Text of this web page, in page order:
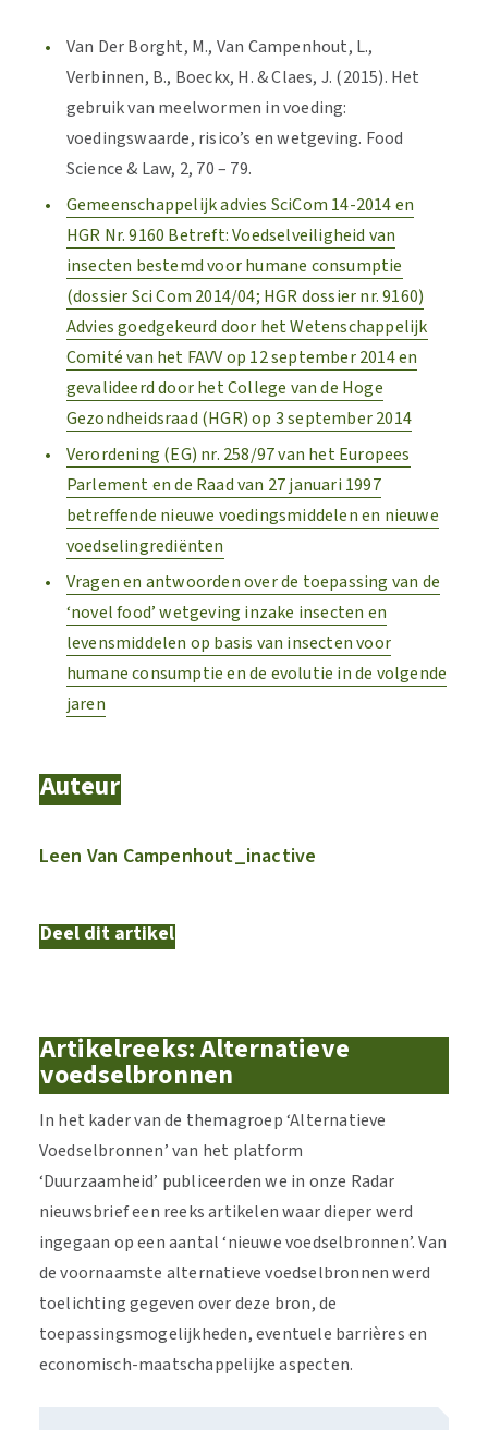
Van Der Borght, M., Van Campenhout, L.,
Verbinnen, B., Boeckx, H. & Claes, J. (2015). Het
gebruik van meelwormen in voeding:
voedingswaarde, risico’s en wetgeving. Food
Science & Law, 2, 70 – 79.
Gemeenschappelijk advies SciCom 14-2014 en
HGR Nr. 9160 Betreft: Voedselveiligheid van
insecten bestemd voor humane consumptie
(dossier Sci Com 2014/04; HGR dossier nr. 9160)
Advies goedgekeurd door het Wetenschappelijk
Comité van het FAVV op 12 september 2014 en
gevalideerd door het College van de Hoge
Gezondheidsraad (HGR) op 3 september 2014
Verordening (EG) nr. 258/97 van het Europees
Parlement en de Raad van 27 januari 1997
betreffende nieuwe voedingsmiddelen en nieuwe
voedselingrediënten
Vragen en antwoorden over de toepassing van de
‘novel food’ wetgeving inzake insecten en
levensmiddelen op basis van insecten voor
humane consumptie en de evolutie in de volgende
jaren
Auteur
Leen Van Campenhout_inactive
Deel dit artikel
Artikelreeks: Alternatieve
voedselbronnen
In het kader van de themagroep ‘Alternatieve
Voedselbronnen’ van het platform
‘Duurzaamheid’ publiceerden we in onze Radar
nieuwsbrief een reeks artikelen waar dieper werd
ingegaan op een aantal ‘nieuwe voedselbronnen’. Van
de voornaamste alternatieve voedselbronnen werd
toelichting gegeven over deze bron, de
toepassingsmogelijkheden, eventuele barrières en
economisch-maatschappelijke aspecten.